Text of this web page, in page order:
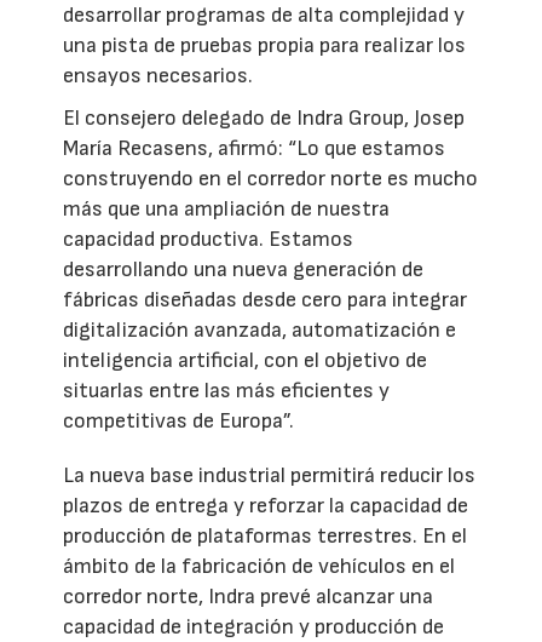
desarrollar programas de alta complejidad y
una pista de pruebas propia para realizar los
ensayos necesarios.
El consejero delegado de Indra Group, Josep
María Recasens, afirmó: “Lo que estamos
construyendo en el corredor norte es mucho
más que una ampliación de nuestra
capacidad productiva. Estamos
desarrollando una nueva generación de
fábricas diseñadas desde cero para integrar
digitalización avanzada, automatización e
inteligencia artificial, con el objetivo de
situarlas entre las más eficientes y
competitivas de Europa”.
La nueva base industrial permitirá reducir los
plazos de entrega y reforzar la capacidad de
producción de plataformas terrestres. En el
ámbito de la fabricación de vehículos en el
corredor norte, Indra prevé alcanzar una
capacidad de integración y producción de